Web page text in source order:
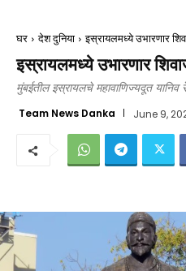
घर देश दुनिया इस्रायलमध्ये उभारणार
इस्रायलमध्ये उभारणार
मुंबईतील इस्रायलचे महावाणिज्यदूत यानिव
Team News Danka June 9,